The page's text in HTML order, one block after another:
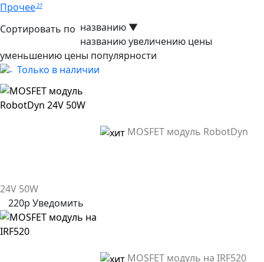
Прочее27
Сортировать по названию ▼
названиюувеличению цены
уменьшению цены популярности
Только в наличии
MOSFET модуль RobotDyn
24V 50W
220р Уведомить
MOSFET модуль на IRF520